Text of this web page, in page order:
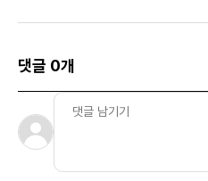
댓글 0개